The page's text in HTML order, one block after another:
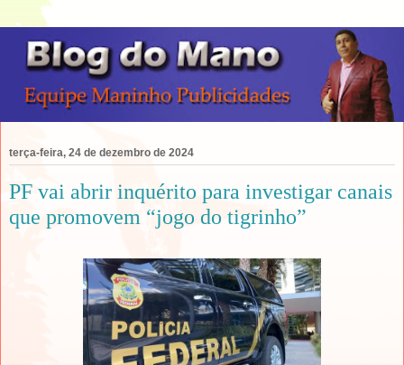
terça-feira, 24 de dezembro de 2024
PF vai abrir inquérito para investigar canais
que promovem “jogo do tigrinho”